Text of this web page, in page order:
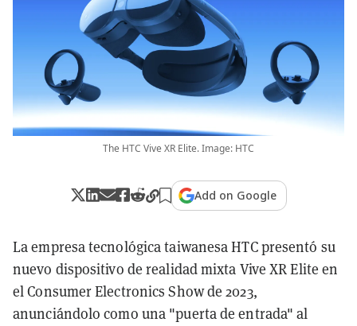
The HTC Vive XR Elite. Image: HTC
Add on Google
La empresa tecnológica taiwanesa HTC presentó su
nuevo dispositivo de realidad mixta Vive XR Elite en
el Consumer Electronics Show de 2023,
anunciándolo como una "puerta de entrada" al